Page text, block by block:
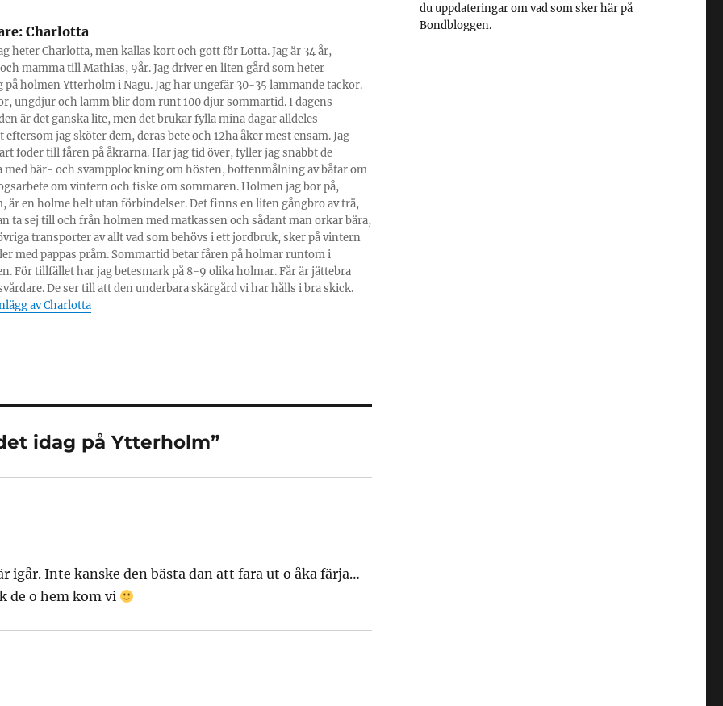
Charlotta
heter Charlotta, men kallas kort och gott för Lotta. Jag är 34 år,
mamma till Mathias, 9år. Jag driver en liten gård som heter
på holmen Ytterholm i Nagu. Jag har ungefär 30-35 lammande tackor.
ungdjur och lamm blir dom runt 100 djur sommartid. I dagens
är det ganska lite, men det brukar fylla mina dagar alldeles
jag sköter dem, deras bete och 12ha åker mest ensam. Jag
foder till fåren på åkrarna. Har jag tid över, fyller jag snabbt de
med bär- och svampplockning om hösten, bottenmålning av båtar om
om vintern och fiske om sommaren. Holmen jag bor på,
är en holme helt utan förbindelser. Det finns en liten gångbro av trä,
ta sej till och från holmen med matkassen och sådant man orkar bära,
transporter av allt vad som behövs i ett jordbruk, sker på vintern
med pappas pråm. Sommartid betar fåren på holmar runtom i
För tillfället har jag betesmark på 8-9 olika holmar. Får är jättebra
De ser till att den underbara skärgård vi har hålls i bra skick.
av Charlotta
idag på Ytterholm”
Inte kanske den bästa dan att fara ut o åka färja…
de o hem kom vi
du uppdateringar om vad som sker här på
Bondbloggen.